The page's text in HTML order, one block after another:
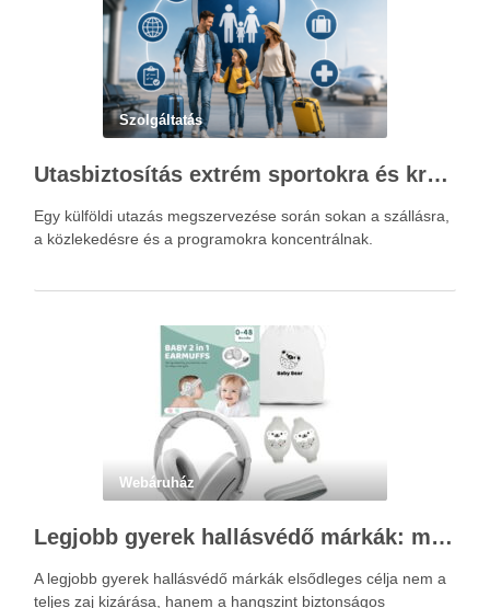
Szolgáltatás
Utasbiztosítás extrém sportokra és krónikus betegségek esetén: mire figyelj utazás előtt?
Egy külföldi utazás megszervezése során sokan a szállásra,
a közlekedésre és a programokra koncentrálnak.
Webáruház
Legjobb gyerek hallásvédő márkák: mire figyeljenek a szülők választáskor?
A legjobb gyerek hallásvédő márkák elsődleges célja nem a
teljes zaj kizárása, hanem a hangszint biztonságos